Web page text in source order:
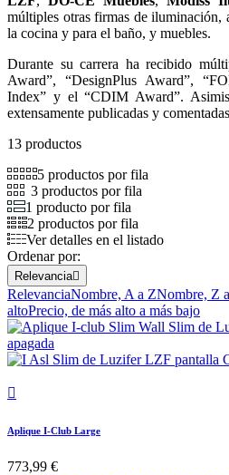
múltiples otras firmas de iluminación,
la cocina y para el baño, y muebles.
Durante su carrera ha recibido
Award”, “DesignPlus Award”,
Index” y el “CDIM Award”.
extensamente publicadas y
13 productos
5 productos por fila
3 productos por fila
1 producto por fila
2 productos por fila
Ver detalles en el listado
Ordenar por:
Relevancia
RelevanciaNombre, A a ZNombre, Z
altoPrecio, de más alto a más bajo

Aplique I-Club Large
773,99 €